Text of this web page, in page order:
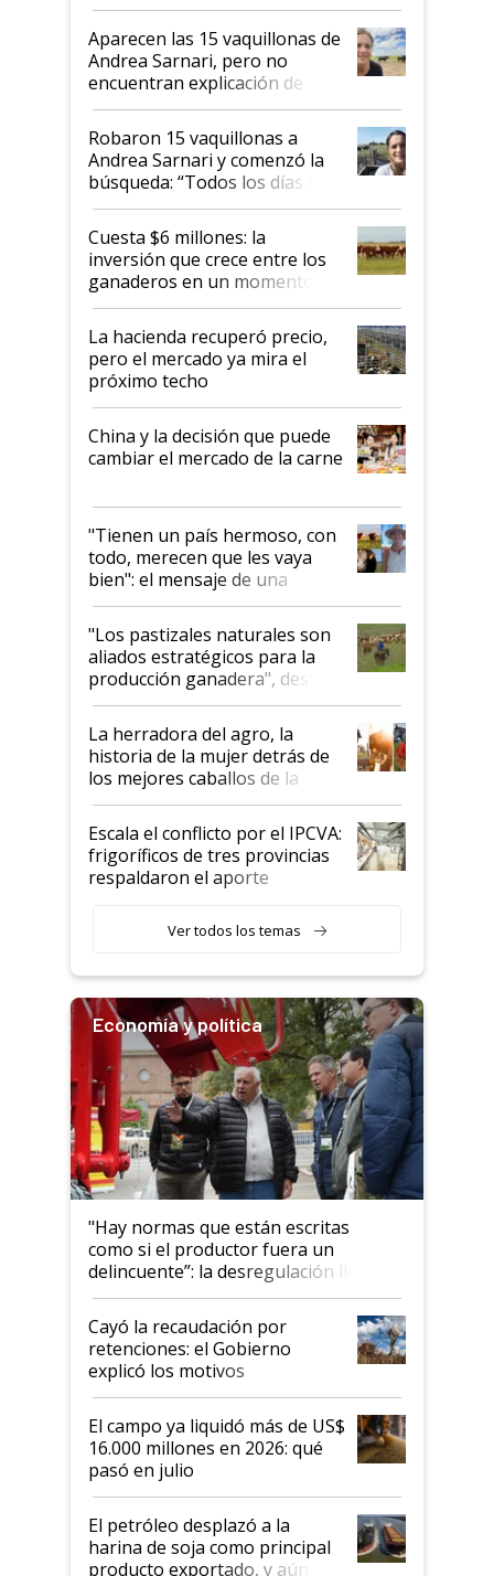
ser "para unos pocos": "Tenemos un
mandato muy claro del gobierno
nacional"
Aparecen las 15 vaquillonas de
Andrea Sarnari, pero no
encuentran explicación de
cómo llegaron allí
Robaron 15 vaquillonas a
Andrea Sarnari y comenzó la
búsqueda: “Todos los días le
toca a algún productor”
Cuesta $6 millones: la
inversión que crece entre los
ganaderos en un momento
histórico para la actividad
La hacienda recuperó precio,
pero el mercado ya mira el
próximo techo
China y la decisión que puede
cambiar el mercado de la carne
"Tienen un país hermoso, con
todo, merecen que les vaya
bien": el mensaje de una
ganadera uruguaya sobre las
oportunidades que se abren
para el agro en Argentina, con
foco en la carne
"Los pastizales naturales son
aliados estratégicos para la
producción ganadera", destaca
la iniciativa que ya reúne a 46
establecimientos en Argentina
La herradora del agro, la
historia de la mujer detrás de
los mejores caballos de la
Argentina y los mitos que
todavía hacen sufrir a estos
animales: "Mientras me
descalificaban, yo seguí
haciendo currículum"
Escala el conflicto por el IPCVA:
frigoríficos de tres provincias
respaldaron el aporte
Ver todos los temas
Economía y política
"Hay normas que están escritas
como si el productor fuera un
delincuente”: la desregulación llegó
al Congreso Aapresid y hasta se
habló del financiamiento al IPCVA
Cayó la recaudación por
retenciones: el Gobierno
explicó los motivos
El campo ya liquidó más de US$
16.000 millones en 2026: qué
pasó en julio
El petróleo desplazó a la
harina de soja como principal
producto exportado, y aún así